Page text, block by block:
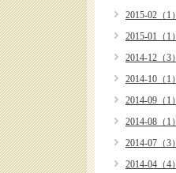
2015-02（1）
2015-01（1）
2014-12（3）
2014-10（1）
2014-09（1）
2014-08（1）
2014-07（3）
2014-04（4）